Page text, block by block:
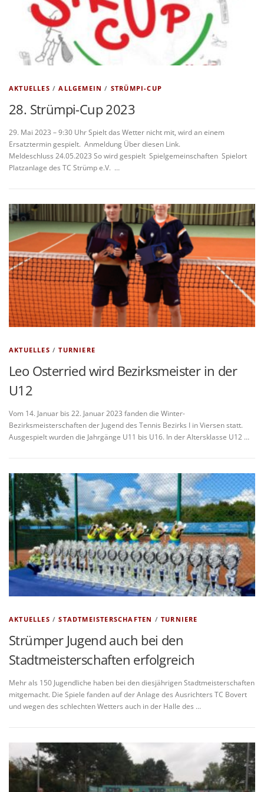
AKTUELLES /ALLGEMEIN / STRÜMPI-CUP
28. Strümpi-Cup 2023
29. Mai 2023 – 9:30 Uhr Spielt das Wetter nicht mit, wird an einem
Ersatztermin gespielt. Anmeldung Über diesen Link.
Meldeschluss 24.05.2023 So wird gespielt Spielgemeinschaften Spielort
Platzanlage des TC Strümp e.V. …
AKTUELLES /TURNIERE
Leo Osterried wird Bezirksmeister in der
U12
Vom 14. Januar bis 22. Januar 2023 fanden die Winter-
Bezirksmeisterschaften der Jugend des Tennis Bezirks I in Viersen statt.
Ausgespielt wurden die Jahrgänge U11 bis U16. In der Altersklasse U12 …
AKTUELLES /STADTMEISTERSCHAFTEN /TURNIERE
Strümper Jugend auch bei den
Stadtmeisterschaften erfolgreich
Mehr als 150 Jugendliche haben bei den diesjährigen Stadtmeisterschaften
mitgemacht. Die Spiele fanden auf der Anlage des Ausrichters TC Bovert
und wegen des schlechten Wetters auch in der Halle des …